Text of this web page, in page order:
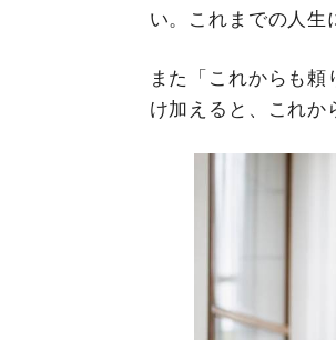
い。これまでの人生
また「これからも
け加えると、これか